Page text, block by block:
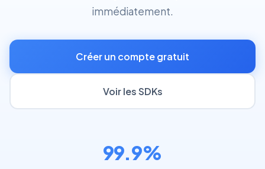
immédiatement.
Créer un compte gratuit
Voir les SDKs
99.9%